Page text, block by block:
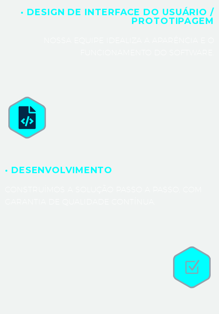
· DESIGN DE INTERFACE DO USUÁRIO /
PROTOTIPAGEM
· DESENVOLVIMENTO